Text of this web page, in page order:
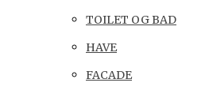
TOILET OG BAD
HAVE
FACADE